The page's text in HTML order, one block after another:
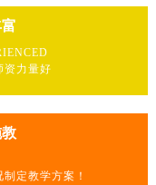
资力量好
定教学方案！